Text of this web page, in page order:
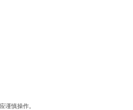
谨慎操作。